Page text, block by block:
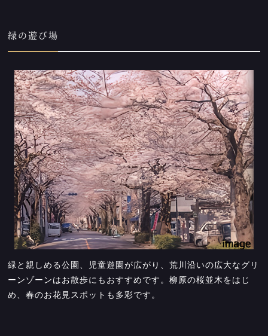
緑の遊び場
緑と親しめる公園、児童遊園が広がり、荒川沿いの広大なグリ
ーンゾーンはお散歩にもおすすめです。柳原の桜並木をはじ
め、春のお花見スポットも多彩です。